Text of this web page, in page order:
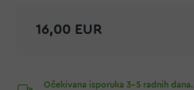
16,00 EUR
Očekivana isporuka 3-5 radnih dana.